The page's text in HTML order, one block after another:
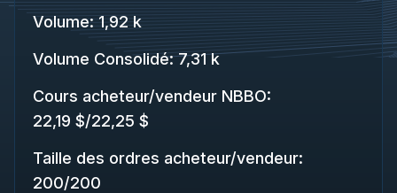
Volume: 1,92 k
Volume Consolidé: 7,31 k
Cours acheteur/vendeur NBBO:
22,19 $/22,25 $
Taille des ordres acheteur/vendeur:
200/200